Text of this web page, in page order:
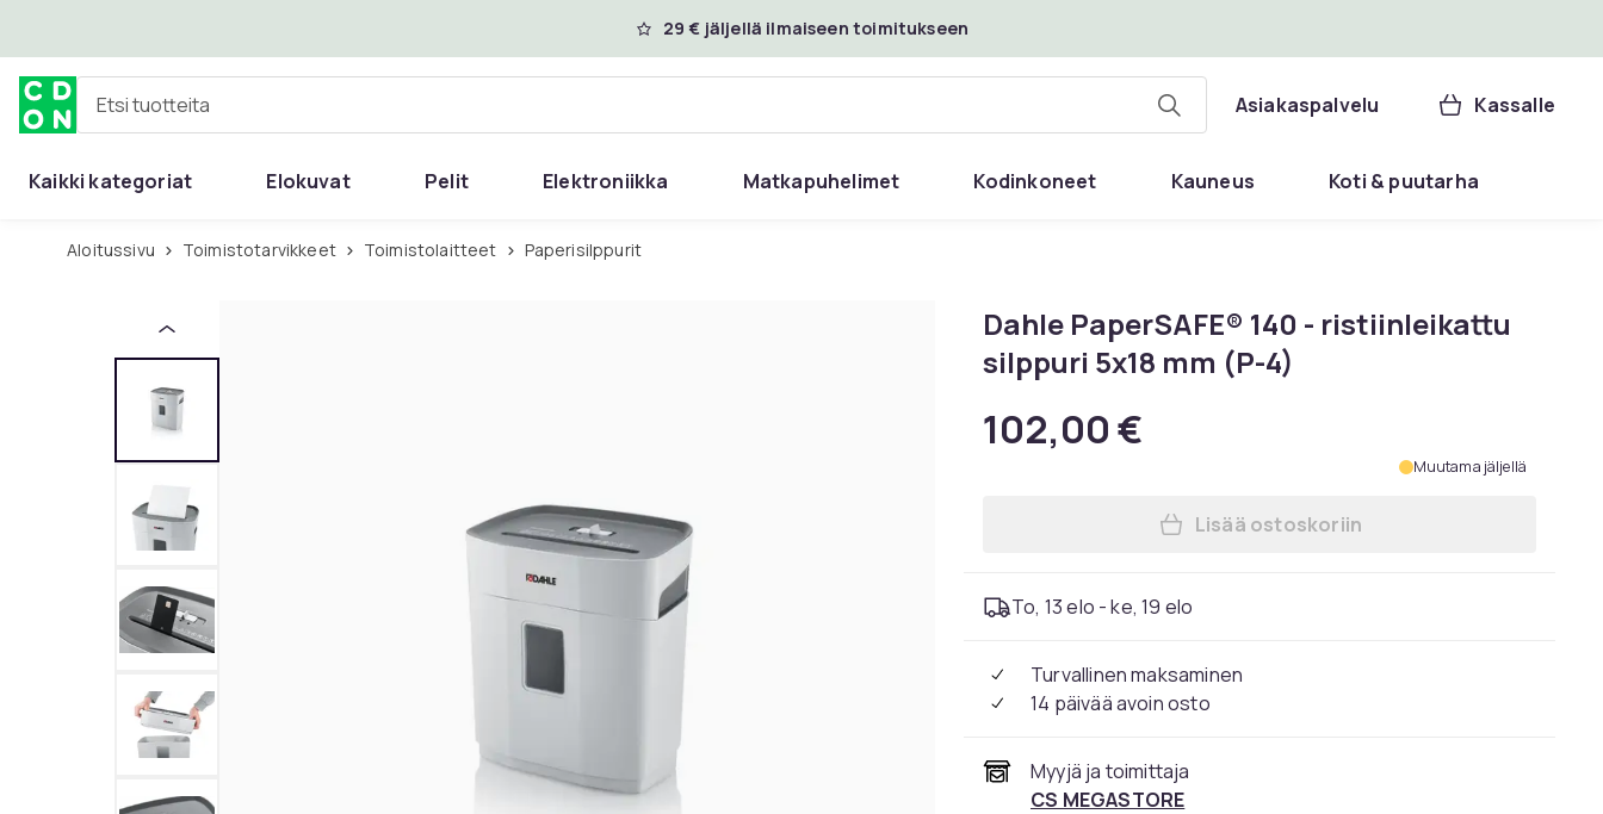
29 € jäljellä ilmaiseen toimitukseen
Etsi tuotteita Asiakaspalvelu Kassalle
Kaikki kategoriat Elokuvat Pelit Elektroniikka Matkapuhelimet Kodinkoneet Kauneus Koti & puutarha
Aloitussivu Toimistotarvikkeet Toimistolaitteet Paperisilppurit
Dahle PaperSAFE® 140 - ristiinleikattu
silppuri 5x18 mm (P-4)
102,00 €
Muutama jäljellä
Lisää Dahle PaperSAFE® 140 -
Lisää ostoskoriin
To, 13 elo - ke, 19 elo
Turvallinen maksaminen
14 päivää avoin osto
Myyjä ja toimittaja
CS MEGASTORE